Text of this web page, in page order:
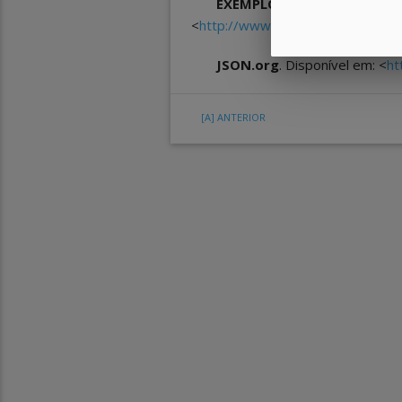
<http://www.captain.at/howto-
JSON.org. Disponível em: <
[A] ANTERIOR